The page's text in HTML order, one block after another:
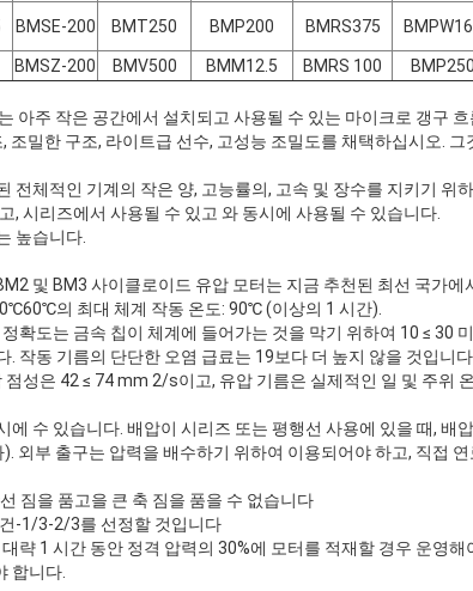
BMSE-200 BMT250 BMP200 BMRS375
BMSZ-200 BMV500 BMM12.5 BMRS 100
아주 작은 공간에서 설치되고 사용될 수 있는 마이크로 갱구
조밀한 구조, 라이트급 선수, 고성능 조밀도를 채택하십시오.
전체적인 기계의 작은 양, 고능률의, 고속 및 장수를 지키기 위
, 시리즈에서 사용될 수 있고 와 동시에 사용될 수 있습니다.
높습니다.
및 BM3 사이클로이드 유압 모터는 지금 추천된 최선 국가에
의 최대 체계 작동 온도: 90℃ (이상의 1 시간).
확도는 금속 칩이 체계에 들어가는 것을 막기 위하여 10 ≤ 30
. 작동 기름의 단단한 오염 급료는 19보다 더 높지 않을 것입니
성은 42 ≤ 74 mm 2/s이고, 유압 기름은 실제적인 일 및 주위
에 수 있습니다. 배압이 시리즈 또는 평행선 사용에 있을 때, 배
외부 출구는 압력을 배수하기 위하여 이용되어야 하고, 직접
짐을 품고을 큰 축 짐을 품을 수 없습니다
-1/3-2/3를 선정할 것입니다
략 1 시간 동안 정격 압력의 30%에 모터를 적재할 경우 운영
합니다.